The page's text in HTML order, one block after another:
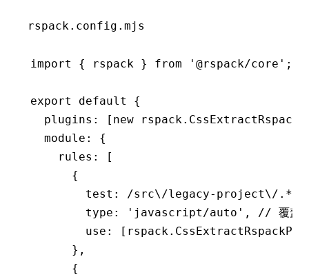
rspack.config.mjs
import { rspack } from '@rspack/core' ;
export default
{
  plugins
: [ new rspack
  module
:
{
    rules
:
[
      {
        test
: /src\/legacy-project\/. *
        type
: 'javascript/auto' ,
// 覆盖默
        use
: [ rspack.
      }
,
      {